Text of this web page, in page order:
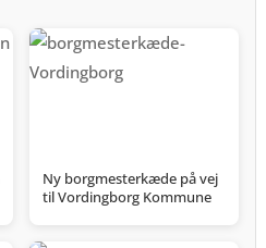
Ny borgmesterkæde på vej
til Vordingborg Kommune